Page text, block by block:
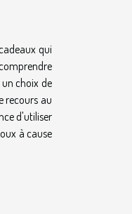
qui
choix de
recours au
d'utiliser
à cause